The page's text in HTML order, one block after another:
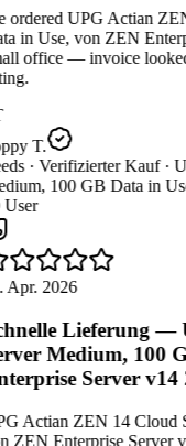
ordered UPG Actian
in Use, von ZEN
office — invoice looked
T.
· Verifizierter Kauf ·
100 GB Data in
Apr. 2026
Lieferung —
Medium, 100
Server v14
Actian ZEN 14 Cloud
ZEN Enterprise Server